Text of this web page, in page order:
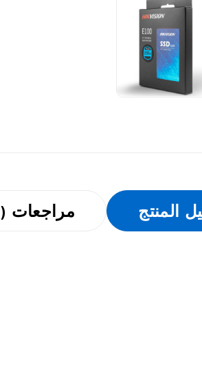
المنتج مراجعات (0)